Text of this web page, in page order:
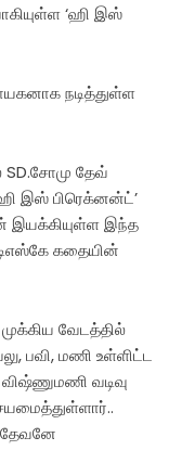
‘ஹி இஸ்
நடித்துள்ள
SD.சோமு தேவ்
இஸ் பிரெக்னன்ட்’
இயக்கியுள்ள இந்த
கதையின்
வேடத்தில்
பவி, மணி உள்ளிட்ட
வடிவு